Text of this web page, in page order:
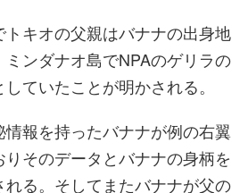
キオの父親はバナナの出身地
ンダナオ島でNPAのゲリラの
ていたことが明かされる。
報を持ったバナナが例の右翼
そのデータとバナナの身柄を
る。そしてまたバナナが父の